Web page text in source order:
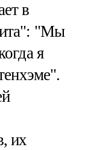
в
"Мы
я
их